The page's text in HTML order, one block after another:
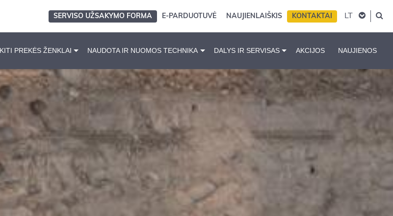
SERVISO UŽSAKYMO FORMA E-PARDUOTUVĖ NAUJIENLAIŠKIS KONTAKTAI LT
KITI PREKĖS ŽENKLAI NAUDOTA IR NUOMOS TECHNIKA DALYS IR SERVISAS AKCIJOS NAUJIENOS